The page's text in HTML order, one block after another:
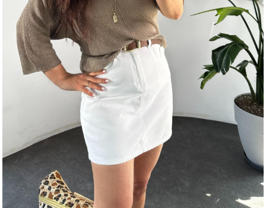
okudum onay veriyorum.
Paylaştığım bilgilerin KVKK kapsamında tarafınızca korunmasını, sms ve
WhatsApp üzerinden bilgilendirmeleri almayı
Çevir Kazan